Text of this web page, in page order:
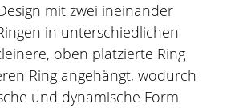
mit zwei ineinander
in unterschiedlichen
oben platzierte Ring
Ring angehängt, wodurch
und dynamische Form